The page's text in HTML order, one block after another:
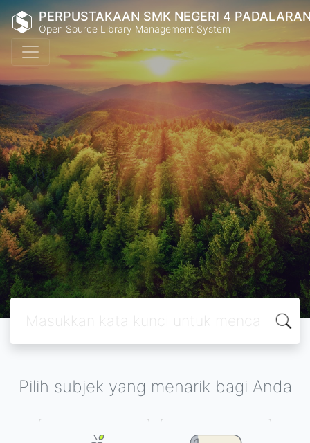
PERPUSTAKAAN SMK NEGERI 4
Open Source Library Management System
Pilih subjek yang menarik bagi Anda